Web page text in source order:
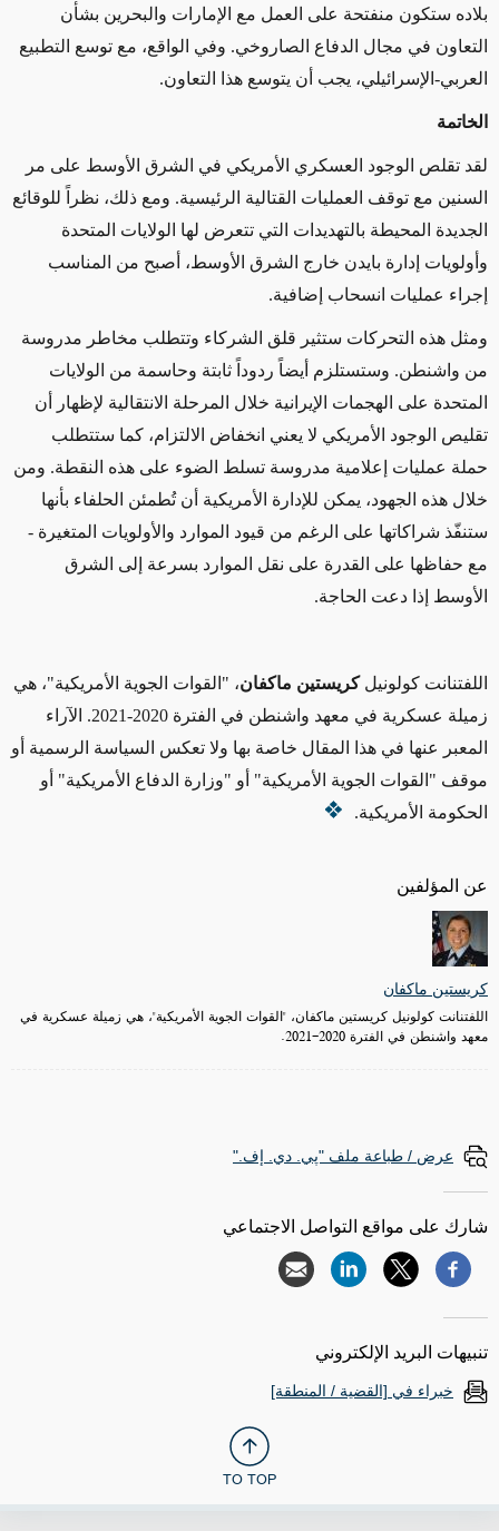
عن المؤلفين
كريستين ماكفان
اللفتنانت كولونيل كريستين ماكفان، "القوات الجوية الأمريكية"، هي زميلة عسكرية في
معهد واشنطن في الفترة 2020-2021.
بلاده ستكون منفتحة على العمل مع الإمارات والبحرين بشأن
التعاون في مجال الدفاع الصاروخي. وفي الواقع، مع توسع التطبيع
العربي-الإسرائيلي، يجب أن يتوسع هذا التعاون.
الخاتمة
لقد تقلص الوجود العسكري الأمريكي في الشرق الأوسط على مر
السنين مع توقف العمليات القتالية الرئيسية. ومع ذلك، نظراً للوقائع
الجديدة المحيطة بالتهديدات التي تتعرض لها الولايات المتحدة
وأولويات إدارة بايدن خارج الشرق الأوسط، أصبح من المناسب
إجراء عمليات انسحاب إضافية.
ومثل هذه التحركات ستثير قلق الشركاء وتتطلب مخاطر مدروسة
من واشنطن. وستستلزم أيضاً ردوداً ثابتة وحاسمة من الولايات
المتحدة على الهجمات الإيرانية خلال المرحلة الانتقالية لإظهار أن
تقليص الوجود الأمريكي لا يعني انخفاض الالتزام، كما ستتطلب
حملة عمليات إعلامية مدروسة تسلط الضوء على هذه النقطة. ومن
خلال هذه الجهود، يمكن للإدارة الأمريكية أن تُطمئن الحلفاء بأنها
ستنفّذ شراكاتها على الرغم من قيود الموارد والأولويات المتغيرة -
مع حفاظها على القدرة على نقل الموارد بسرعة إلى الشرق
الأوسط إذا دعت الحاجة.
اللفتنانت كولونيلكريستين ماكفان، "القوات الجوية الأمريكية"، هي
زميلة عسكرية في معهد واشنطن في الفترة 2020-2021.
الآراء
المعبر عنها في هذا المقال خاصة بها ولا تعكس السياسة الرسمية أو
موقف "القوات الجوية الأمريكية" أو "وزارة الدفاع الأمريكية" أو
الحكومة الأمريكية.
عرض / طباعة ملف "پي. دي. إف."
شارك على مواقع التواصل الاجتماعي
تنبيهات البريد الإلكتروني
خبراء في [القضية / المنطقة]
TO TOP